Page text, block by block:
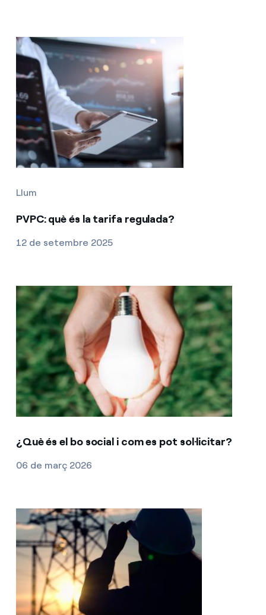
Llum
PVPC: què és la tarifa regulada?
12 de setembre 2025
¿Què és el bo social i com es pot sol·licitar?
06 de març 2026